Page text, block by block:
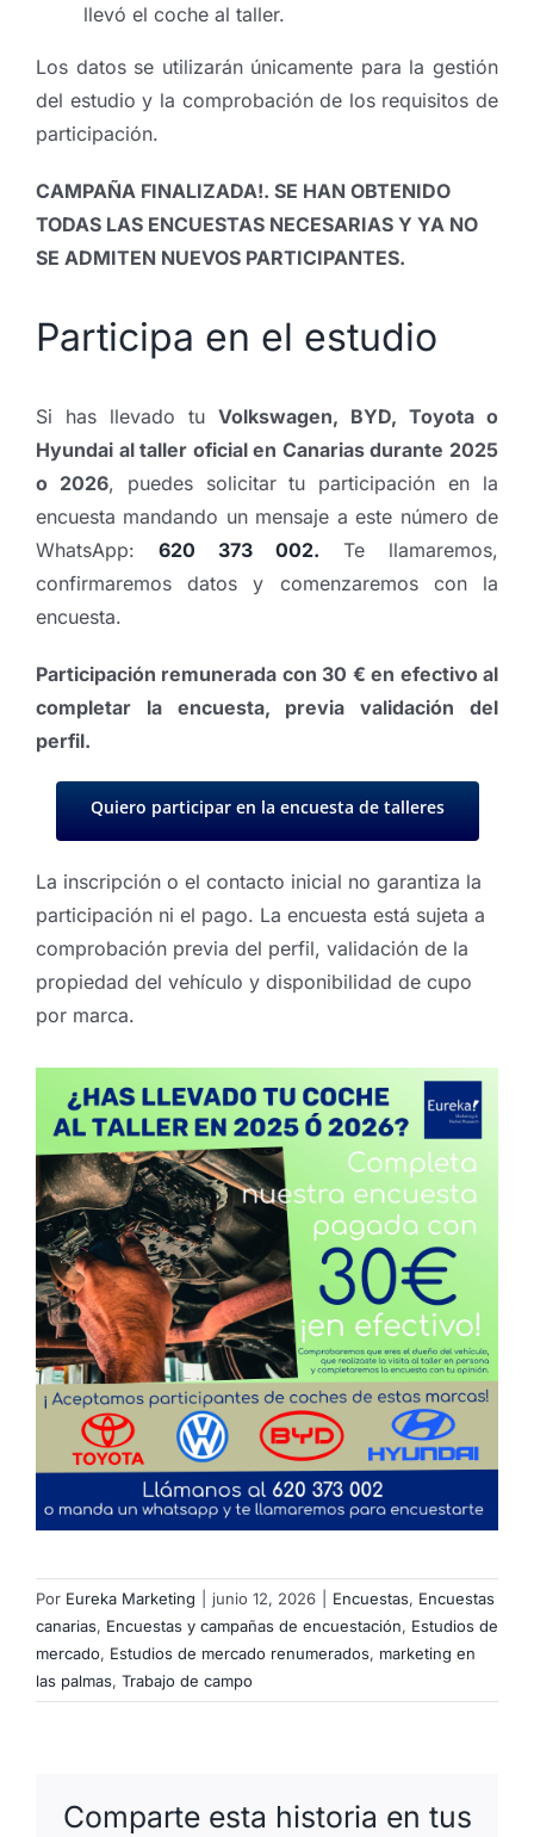
llevó el coche al taller.
Los datos se utilizarán únicamente para la gestión
del estudio y la comprobación de los requisitos de
participación.
CAMPAÑA FINALIZADA!. SE HAN OBTENIDO
TODAS LAS ENCUESTAS NECESARIAS Y YA NO
SE ADMITEN NUEVOS PARTICIPANTES.
Participa en el estudio
Si has llevado tuVolkswagen, BYD, Toyota o
Hyundai al taller oficial en Canarias durante 2025
o 2026, puedes solicitar tu participación en la
encuesta mandando un mensaje a este número de
WhatsApp: 620 373 002. Te llamaremos,
confirmaremos datos y comenzaremos con la
encuesta.
Participación remunerada con 30 € en efectivo al
completar la encuesta, previa validación del
perfil.
Quiero participar en la encuesta de talleres
La inscripción o el contacto inicial no garantiza la
participación ni el pago. La encuesta está sujeta a
comprobación previa del perfil, validación de la
propiedad del vehículo y disponibilidad de cupo
por marca.
Por Eureka Marketing junio 12, 2026 Encuestas, Encuestas
canarias, Encuestas y campañas de encuestación, Estudios de
mercado, Estudios de mercado renumerados, marketing en
las palmas, Trabajo de campo
Comparte esta historia en tus